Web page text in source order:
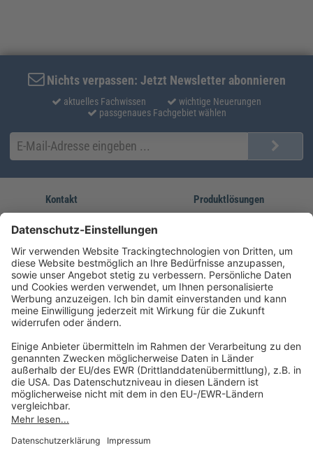
Nichts verpassen: Jetzt Newsletter abonnieren
aktuelles Fachwissen
wichtige Neuerungen
passgenaues Fachgebiet wählen
Kontakt
service@forum-verlag.com
Mo-Do 07:30 - 17:00 Uhr
Fr 07:30 - 15:00 Uhr
Produktlösungen
Unsere Marken
Folgen Sie uns
Impressum
Datenschutz